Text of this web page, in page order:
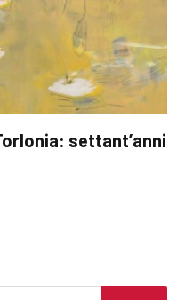
settant’anni